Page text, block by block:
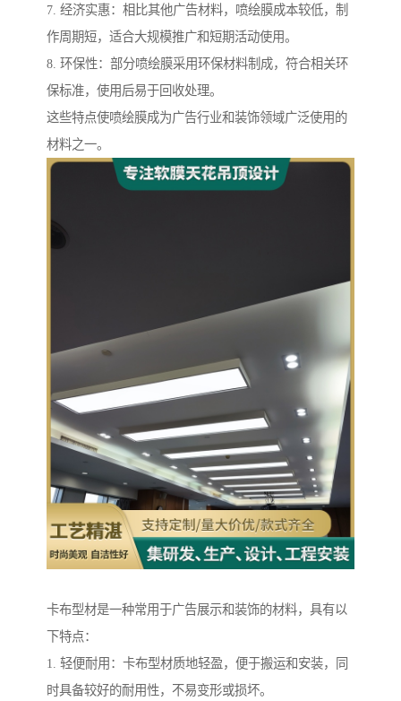
7. 经济实惠：相比其他广告材料，喷绘膜成本较低，制
作周期短，适合大规模推广和短期活动使用。
8. 环保性：部分喷绘膜采用环保材料制成，符合相关环
保标准，使用后易于回收处理。
这些特点使喷绘膜成为广告行业和装饰领域广泛使用的
材料之一。
卡布型材是一种常用于广告展示和装饰的材料，具有以
下特点：
1. 轻便耐用：卡布型材质地轻盈，便于搬运和安装，同
时具备较好的耐用性，不易变形或损坏。